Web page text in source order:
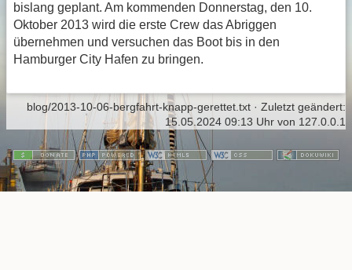
bislang geplant. Am kommenden Donnerstag, den 10.
Oktober 2013 wird die erste Crew das Abriggen
übernehmen und versuchen das Boot bis in den
Hamburger City Hafen zu bringen.
blog/2013-10-06-bergfahrt-knapp-gerettet.txt · Zuletzt geändert:
15.05.2024 09:13 Uhr von 127.0.0.1